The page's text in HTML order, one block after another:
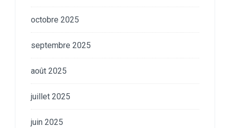
octobre 2025
septembre 2025
août 2025
juillet 2025
juin 2025